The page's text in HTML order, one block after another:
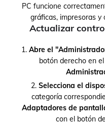
PC funcione
gráficas, impresoras y
Actualizar
Abre el
botón derecho en
Selecciona el
categoría
Adaptadores de
con el botón